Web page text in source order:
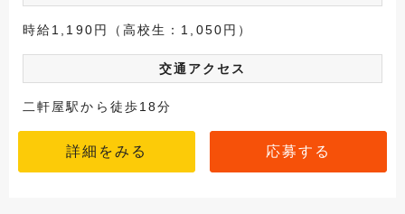
時給1,190円（高校生：1,050円）
交通アクセス
二軒屋駅から徒歩18分
詳細をみる 応募する